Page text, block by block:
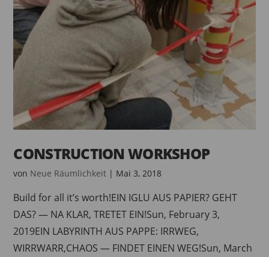
CONSTRUCTION WORKSHOP
von Neue Räumlichkeit | Mai 3, 2018
Build for all it’s worth!EIN IGLU AUS PAPIER? GEHT
DAS? — NA KLAR, TRETET EIN!Sun, February 3,
2019EIN LABYRINTH AUS PAPPE: IRRWEG,
WIRRWARR,CHAOS — FINDET EINEN WEG!Sun, March